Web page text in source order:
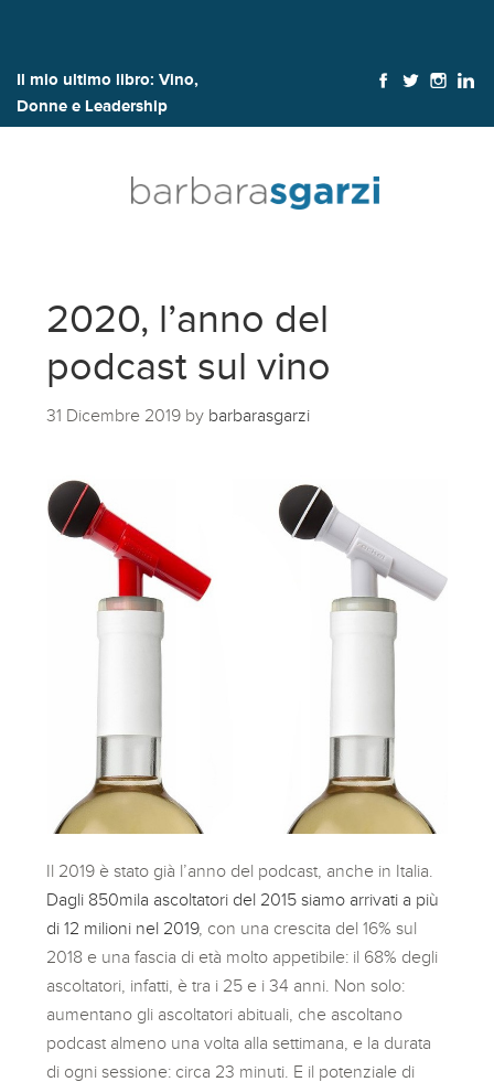
Il mio ultimo libro: Vino,
Donne e Leadership
2020, l’anno del
podcast sul vino
31 Dicembre 2019 by barbarasgarzi
Il 2019 è stato già l’anno del podcast, anche in Italia.
Dagli 850mila ascoltatori del 2015 siamo arrivati a più
di 12 milioni nel 2019, con una crescita del 16% sul
2018 e una fascia di età molto appetibile: il 68% degli
ascoltatori, infatti, è tra i 25 e i 34 anni. Non solo:
aumentano gli ascoltatori abituali, che ascoltano
podcast almeno una volta alla settimana, e la durata
di ogni sessione: circa 23 minuti. E il potenziale di